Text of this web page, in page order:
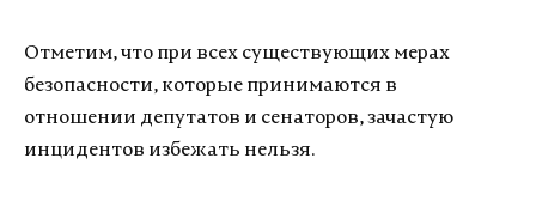
Отметим, что при всех существующих мерах
безопасности, которые принимаются в
отношении депутатов и сенаторов, зачастую
инцидентов избежать нельзя.